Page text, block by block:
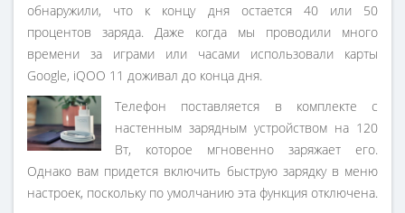
обнаружили, что к концу дня остается 40 или 50
процентов заряда. Даже когда мы проводили много
времени за играми или часами использовали карты
Google, iQOO 11 доживал до конца дня.
Телефон поставляется в комплекте с
настенным зарядным устройством на 120
Вт, которое мгновенно заряжает его.
Однако вам придется включить быструю зарядку в меню
настроек, поскольку по умолчанию эта функция отключена.